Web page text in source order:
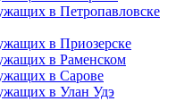
в Петропавловске
в Приозерске
в Раменском
в Сарове
в Улан Удэ